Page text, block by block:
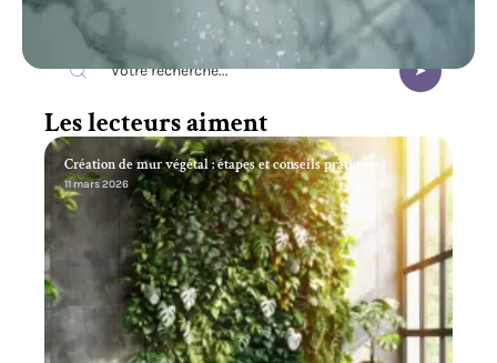
Recherche
Les lecteurs aiment
Création de mur végétal : étapes et conseils pratiques
11 mars 2026